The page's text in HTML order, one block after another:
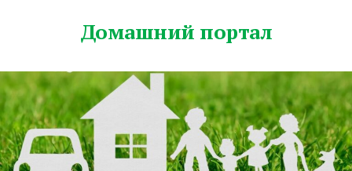
Домашний портал